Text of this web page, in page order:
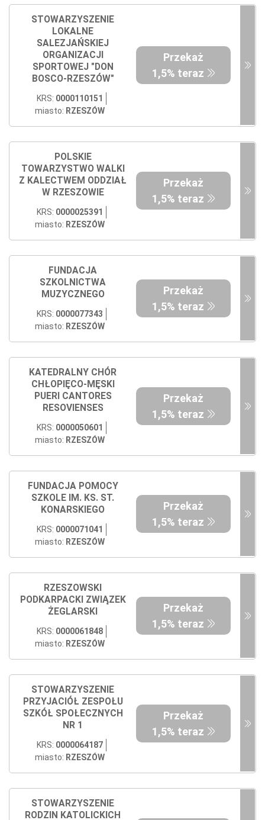
STOWARZYSZENIE
LOKALNE
SALEZJAŃSKIEJ
ORGANIZACJI
SPORTOWEJ "DON
BOSCO-RZESZÓW"
KRS: 0000110151
miasto: RZESZÓW
Przekaż
1,5% teraz
POLSKIE
TOWARZYSTWO WALKI
Z KALECTWEM ODDZIAŁ
W RZESZOWIE
KRS: 0000025391
miasto: RZESZÓW
Przekaż
1,5% teraz
FUNDACJA
SZKOLNICTWA
MUZYCZNEGO
KRS: 0000077343
miasto: RZESZÓW
Przekaż
1,5% teraz
KATEDRALNY CHÓR
CHŁOPIĘCO-MĘSKI
PUERI CANTORES
RESOVIENSES
KRS: 0000050601
miasto: RZESZÓW
Przekaż
1,5% teraz
FUNDACJA POMOCY
SZKOLE IM. KS. ST.
KONARSKIEGO
KRS: 0000071041
miasto: RZESZÓW
Przekaż
1,5% teraz
RZESZOWSKI
PODKARPACKI ZWIĄZEK
ŻEGLARSKI
KRS: 0000061848
miasto: RZESZÓW
Przekaż
1,5% teraz
STOWARZYSZENIE
PRZYJACIÓŁ ZESPOŁU
SZKÓŁ SPOŁECZNYCH
NR 1
KRS: 0000064187
miasto: RZESZÓW
Przekaż
1,5% teraz
STOWARZYSZENIE
RODZIN KATOLICKICH